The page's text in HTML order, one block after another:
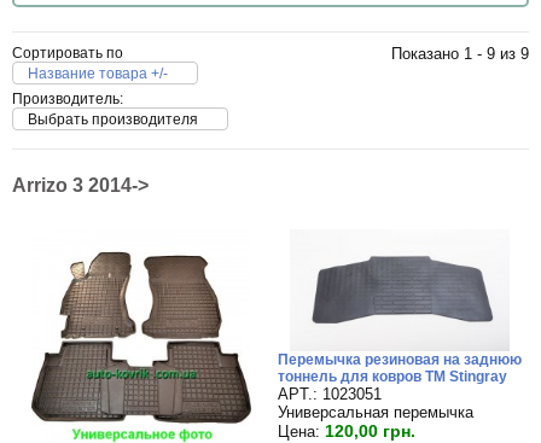
Сортировать по
Название товара +/-
Производитель:
Выбрать производителя
Показано 1 - 9 из 9
Arrizo 3 2014->
Перемычка резиновая на заднюю
тоннель для ковров TM Stingray
APT.: 1023051
Универсальная перемычка
Цена: 120,00 грн.